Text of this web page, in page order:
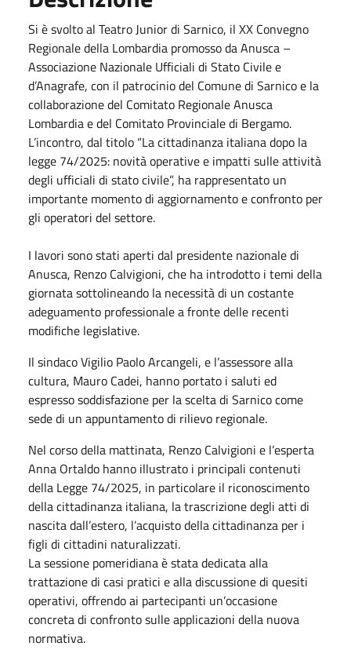
Si è svolto al Teatro Junior di Sarnico, il XX Convegno
Regionale della Lombardia promosso da Anusca –
Associazione Nazionale Ufficiali di Stato Civile e
d’Anagrafe, con il patrocinio del Comune di Sarnico e la
collaborazione del Comitato Regionale Anusca
Lombardia e del Comitato Provinciale di Bergamo.
L’incontro, dal titolo “La cittadinanza italiana dopo la
legge 74/2025: novità operative e impatti sulle attività
degli ufficiali di stato civile”, ha rappresentato un
importante momento di aggiornamento e confronto per
gli operatori del settore.
I lavori sono stati aperti dal presidente nazionale di
Anusca, Renzo Calvigioni, che ha introdotto i temi della
giornata sottolineando la necessità di un costante
adeguamento professionale a fronte delle recenti
modifiche legislative.
Il sindaco Vigilio Paolo Arcangeli, e l’assessore alla
cultura, Mauro Cadei, hanno portato i saluti ed
espresso soddisfazione per la scelta di Sarnico come
sede di un appuntamento di rilievo regionale.
Nel corso della mattinata, Renzo Calvigioni e l’esperta
Anna Ortaldo hanno illustrato i principali contenuti
della Legge 74/2025, in particolare il riconoscimento
della cittadinanza italiana, la trascrizione degli atti di
nascita dall’estero, l’acquisto della cittadinanza per i
figli di cittadini naturalizzati.
La sessione pomeridiana è stata dedicata alla
trattazione di casi pratici e alla discussione di quesiti
operativi, offrendo ai partecipanti un’occasione
concreta di confronto sulle applicazioni della nuova
normativa.